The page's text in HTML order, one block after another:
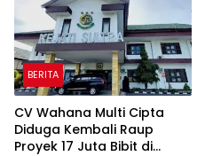
BERITA
CV Wahana Multi Cipta
Diduga Kembali Raup
Proyek 17 Juta Bibit di